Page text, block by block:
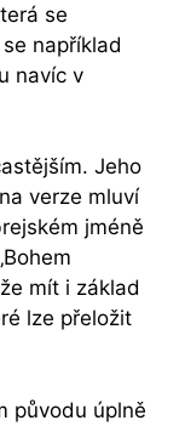
se
například
navíc v
Jeho
verze mluví
jméně
mít i základ
lze přeložit
původu úplně